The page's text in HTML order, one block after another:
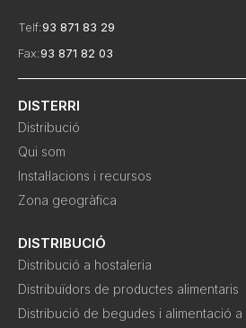
Telf:93 871 83 29
Fax:93 871 82 03
DISTERRI
Distribució
Qui som
Instal·lacions i recursos
Zona geogràfica
DISTRIBUCIÓ
Distribució a hostaleria
Distribuïdors de productes alimentaris
Distribució de begudes i alimentació a